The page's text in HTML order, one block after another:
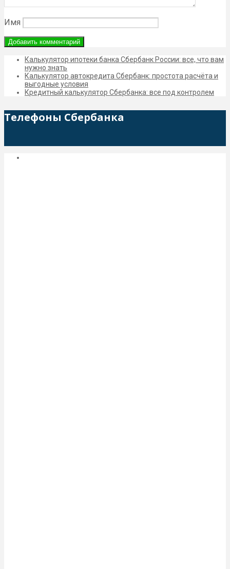
Имя
Калькулятор ипотеки банка Сбербанк России: все, что вам
нужно знать
Калькулятор автокредита Сбербанк: простота расчёта и
выгодные условия
Кредитный калькулятор Сбербанка: все под контролем
Телефоны Сбербанка